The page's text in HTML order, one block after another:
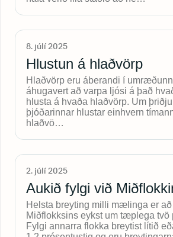
8. júlí 2025
Hlustun á hlaðvörp
Hlaðvörp eru áberandi í
áhugavert að varpa ljósi á það
hlusta á hvaða hlaðvörp. Um
þjóðarinnar hlustar einhvern
hlaðvö…
2. júlí 2025
Aukið fylgi við
Helsta breyting milli mælinga er að
Miðflokksins eykst um tæplega tvö
Fylgi annarra flokka breytist lítið